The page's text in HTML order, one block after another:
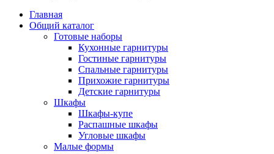
Главная
Общий каталог
Готовые наборы
Кухонные гарнитуры
Гостиные гарнитуры
Спальные гарнитуры
Прихожие гарнитуры
Детские гарнитуры
Шкафы
Шкафы-купе
Распашные шкафы
Угловые шкафы
Малые формы